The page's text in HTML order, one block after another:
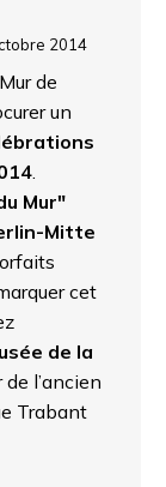
2014
de
un
Mur"
Mitte
cet
de la
l’ancien
Trabant